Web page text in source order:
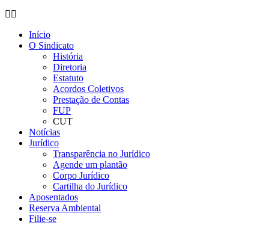
Início
O Sindicato
História
Diretoria
Estatuto
Acordos Coletivos
Prestação de Contas
FUP
CUT
Notícias
Jurídico
Transparência no Jurídico
Agende um plantão
Corpo Jurídico
Cartilha do Jurídico
Aposentados
Reserva Ambiental
Filie-se